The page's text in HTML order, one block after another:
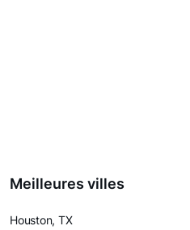
Meilleures villes
Houston, TX